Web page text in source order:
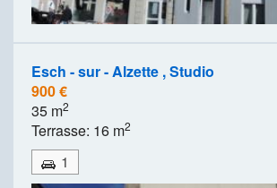
Esch - sur - Alzette , Studio
900 €
35 m2
Terrasse: 16 m2
1